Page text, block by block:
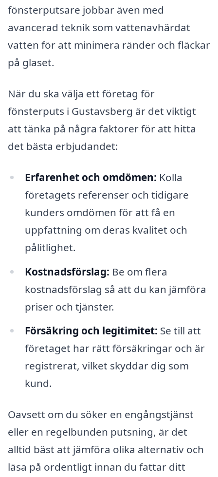
fönsterputsare jobbar även med
avancerad teknik som vattenavhärdat
vatten för att minimera ränder och fläckar
på glaset.
När du ska välja ett företag för
fönsterputs i Gustavsberg är det viktigt
att tänka på några faktorer för att hitta
det bästa erbjudandet:
Erfarenhet och omdömen: Kolla
företagets referenser och tidigare
kunders omdömen för att få en
uppfattning om deras kvalitet och
pålitlighet.
Kostnadsförslag: Be om flera
kostnadsförslag så att du kan jämföra
priser och tjänster.
Försäkring och legitimitet: Se till att
företaget har rätt försäkringar och är
registrerat, vilket skyddar dig som
kund.
Oavsett om du söker en engångstjänst
eller en regelbunden putsning, är det
alltid bäst att jämföra olika alternativ och
läsa på ordentligt innan du fattar ditt